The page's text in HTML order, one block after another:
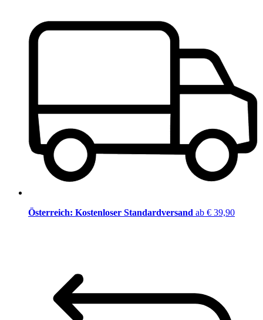
Österreich: Kostenloser Standardversand ab € 39,90